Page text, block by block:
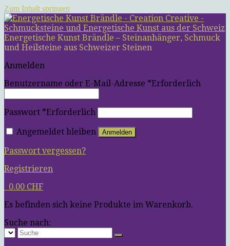
Zum Inhalt springen
Energetische Kunst Brändle – Steinanhänger, Schmuck
und Heilsteine aus Schweizer Steinen
Anmelden
Benutzername oder E-Mail-Adresse *Erforderlich
Passwort *Erforderlich
Angemeldet bleiben
Anmelden
Passwort vergessen?
Registrieren
0.00 CHF
Es befinden sich keine Produkte im Warenkorb.
Suche nach: